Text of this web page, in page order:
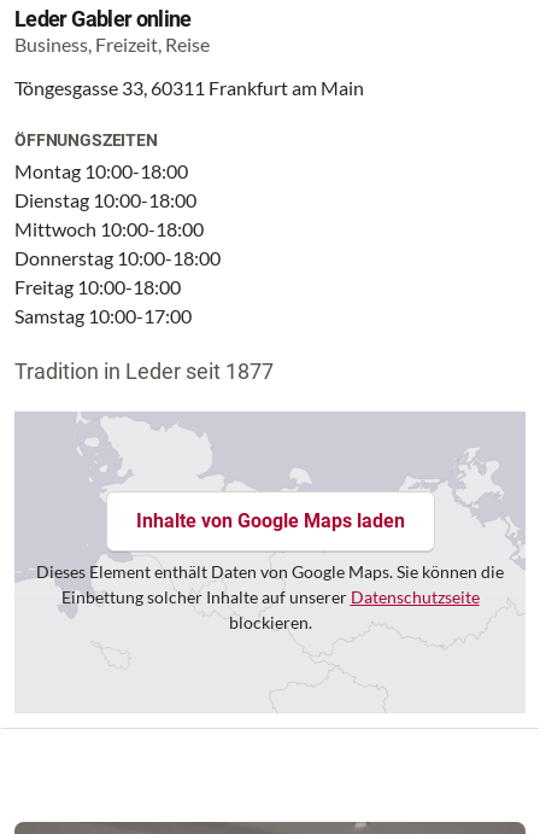
Leder Gabler online
Business, Freizeit, Reise
Töngesgasse 33, 60311 Frankfurt am Main
ÖFFNUNGSZEITEN
Montag 10:00-18:00
Dienstag 10:00-18:00
Mittwoch 10:00-18:00
Donnerstag 10:00-18:00
Freitag 10:00-18:00
Samstag 10:00-17:00
Tradition in Leder seit 1877
Inhalte von Google Maps laden
Dieses Element enthält Daten von Google Maps. Sie können die
Einbettung solcher Inhalte auf unserer Datenschutzseite
blockieren.